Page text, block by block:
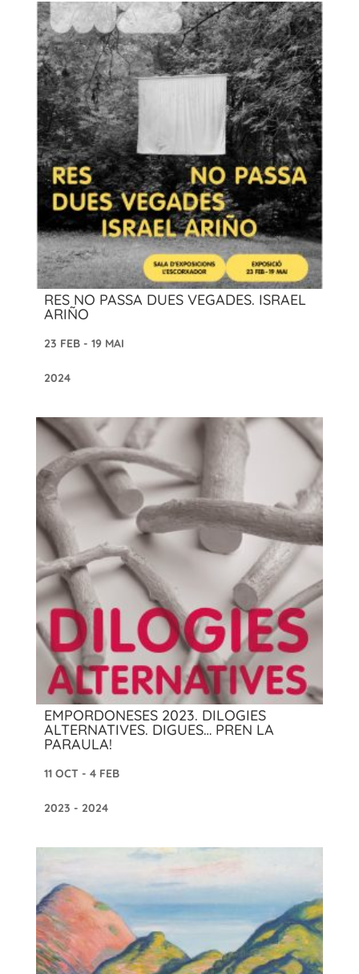
RES NO PASSA DUES VEGADES. ISRAEL
ARIÑO
23 FEB - 19 MAI
2024
EMPORDONESES 2023. DILOGIES
ALTERNATIVES. DIGUES… PREN LA
PARAULA!
11 OCT - 4 FEB
2023 - 2024